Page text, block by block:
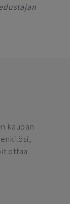
kaupan
ottaa